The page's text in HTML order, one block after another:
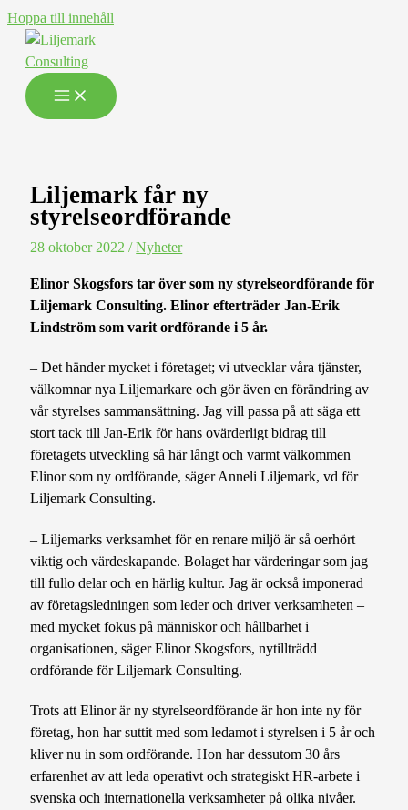
Hoppa till innehåll
Liljemark får ny
styrelseordförande
28 oktober 2022/Nyheter
Elinor Skogsfors tar över som ny styrelseordförande för
Liljemark Consulting. Elinor efterträder Jan-Erik
Lindström som varit ordförande i 5 år.
– Det händer mycket i företaget; vi utvecklar våra tjänster,
välkomnar nya Liljemarkare och gör även en förändring av
vår styrelses sammansättning. Jag vill passa på att säga ett
stort tack till Jan-Erik för hans ovärderligt bidrag till
företagets utveckling så här långt och varmt välkommen
Elinor som ny ordförande, säger Anneli Liljemark, vd för
Liljemark Consulting.
– Liljemarks verksamhet för en renare miljö är så oerhört
viktig och värdeskapande. Bolaget har värderingar som jag
till fullo delar och en härlig kultur. Jag är också imponerad
av företagsledningen som leder och driver verksamheten –
med mycket fokus på människor och hållbarhet i
organisationen, säger Elinor Skogsfors, nytillträdd
ordförande för Liljemark Consulting.
Trots att Elinor är ny styrelseordförande är hon inte ny för
företag, hon har suttit med som ledamot i styrelsen i 5 år och
kliver nu in som ordförande. Hon har dessutom 30 års
erfarenhet av att leda operativt och strategiskt HR-arbete i
svenska och internationella verksamheter på olika nivåer.